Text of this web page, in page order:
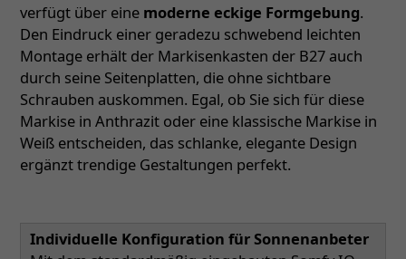
verfügt über eine moderne eckige Formgebung.
Den Eindruck einer geradezu schwebend leichten
Montage erhält der Markisenkasten der B27 auch
durch seine Seitenplatten, die ohne sichtbare
Schrauben auskommen. Egal, ob Sie sich für diese
Markise in Anthrazit oder eine klassische Markise in
Weiß entscheiden, das schlanke, elegante Design
ergänzt trendige Gestaltungen perfekt.
Individuelle Konfiguration für Sonnenanbeter